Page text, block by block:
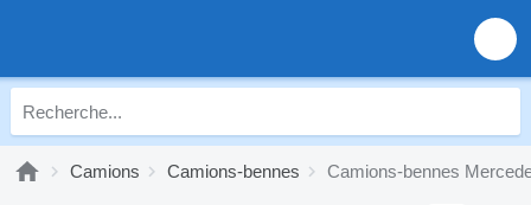
Camions Camions-bennes Camions-bennes